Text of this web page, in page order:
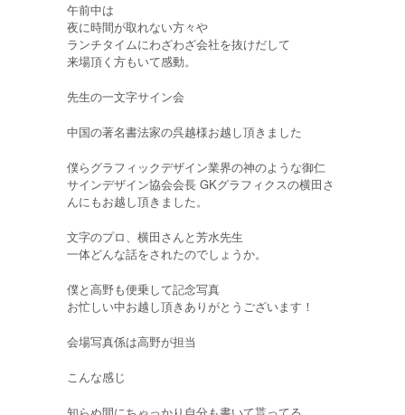
午前中は
夜に時間が取れない方々や
ランチタイムにわざわざ会社を抜けだして
来場頂く方もいて感動。
先生の一文字サイン会
中国の著名書法家の呉越様お越し頂きました
僕らグラフィックデザイン業界の神のような御仁
サインデザイン協会会長 GKグラフィクスの横田さ
んにもお越し頂きました。
文字のプロ、横田さんと芳水先生
一体どんな話をされたのでしょうか。
僕と高野も便乗して記念写真
お忙しい中お越し頂きありがとうございます！
会場写真係は高野が担当
こんな感じ